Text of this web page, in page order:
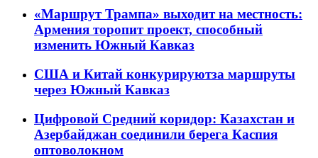
«Маршрут Трампа» выходит на местность:
Армения торопит проект, способный
изменить Южный Кавказ
США и Китай конкурируютза маршруты
через Южный Кавказ
Цифровой Средний коридор: Казахстан и
Азербайджан соединили берега Каспия
оптоволокном